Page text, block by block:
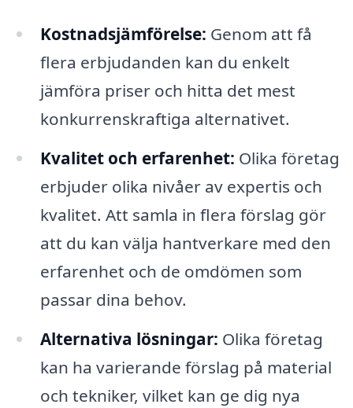
Kostnadsjämförelse: Genom att få
flera erbjudanden kan du enkelt
jämföra priser och hitta det mest
konkurrenskraftiga alternativet.
Kvalitet och erfarenhet: Olika företag
erbjuder olika nivåer av expertis och
kvalitet. Att samla in flera förslag gör
att du kan välja hantverkare med den
erfarenhet och de omdömen som
passar dina behov.
Alternativa lösningar: Olika företag
kan ha varierande förslag på material
och tekniker, vilket kan ge dig nya